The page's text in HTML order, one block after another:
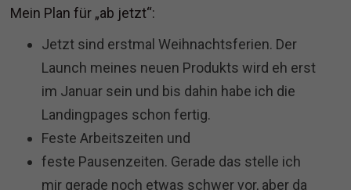
Mein Plan für „ab jetzt“:
Jetzt sind erstmal Weihnachtsferien. Der
Launch meines neuen Produkts wird eh erst
im Januar sein und bis dahin habe ich die
Landingpages schon fertig.
Feste Arbeitszeiten und
feste Pausenzeiten. Gerade das stelle ich
mir gerade noch etwas schwer vor, aber da